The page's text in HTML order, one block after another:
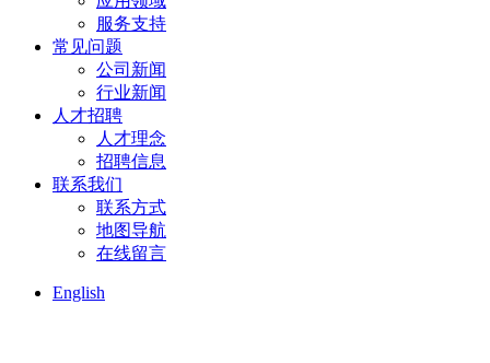
服务支持
常见问题
公司新闻
行业新闻
人才招聘
人才理念
招聘信息
联系我们
联系方式
地图导航
在线留言
English